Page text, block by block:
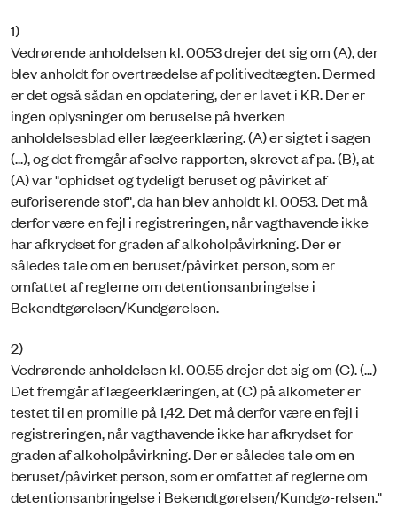
1)
Vedrørende anholdelsen kl. 0053 drejer det sig om (A), der
blev anholdt for overtrædelse af politivedtægten. Dermed
er det også sådan en opdatering, der er lavet i KR. Der er
ingen oplysninger om beruselse på hverken
anholdelsesblad eller lægeerklæring. (A) er sigtet i sagen
(...), og det fremgår af selve rapporten, skrevet af pa. (B), at
(A) var "ophidset og tydeligt beruset og påvirket af
euforiserende stof", da han blev anholdt kl. 0053. Det må
derfor være en fejl i registreringen, når vagthavende ikke
har afkrydset for graden af alkoholpåvirkning. Der er
således tale om en beruset/påvirket person, som er
omfattet af reglerne om detentionsanbringelse i
Bekendtgørelsen/Kundgørelsen.
2)
Vedrørende anholdelsen kl. 00.55 drejer det sig om (C). (...)
Det fremgår af lægeerklæringen, at (C) på alkometer er
testet til en promille på 1,42. Det må derfor være en fejl i
registreringen, når vagthavende ikke har afkrydset for
graden af alkoholpåvirkning. Der er således tale om en
beruset/påvirket person, som er omfattet af reglerne om
detentionsanbringelse i Bekendtgørelsen/Kundgø-relsen."